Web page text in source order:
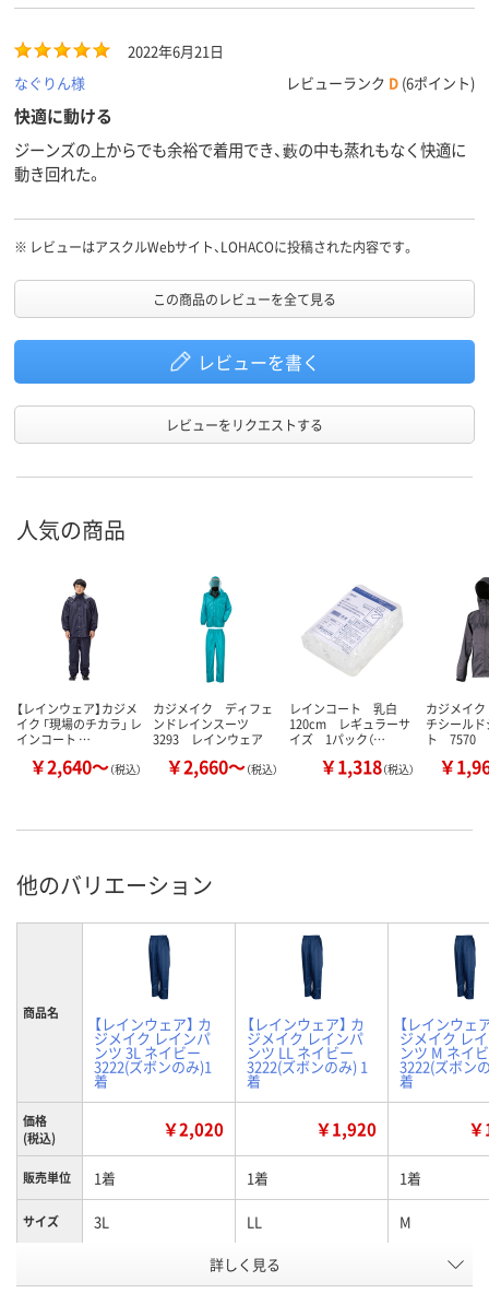
2022年6月21日
なぐりん様
レビューランク D (6ポイント)
快適に動ける
ジーンズの上からでも余裕で着用でき、藪の中も蒸れもなく快適に
動き回れた。
※ レビューはアスクルWebサイト、LOHACOに投稿された内容です。
この商品のレビューを全て見る
レビューを書く
レビューをリクエストする
人気の商品
【レインウェア】カジメ
イク 「現場のチカラ」 レ
インコート …
￥2,640～（税込）
カジメイク ディフェ
ンドレインスーツ
3293 レインウェア
￥2,660～（税込）
レインコート 乳白
120cm レギュラーサ
イズ 1パック（…
￥1,318（税込）
カジメイ
チシール
ト 7570
￥
他のバリエーション
商品名
【レインウェア】 カ
ジメイク レインパ
ンツ 3L ネイビー
3222(ズボンのみ)1
着
【レインウェア】 カ
ジメイク レインパ
ンツ LL ネイビー
3222(ズボンのみ) 1
着
【レインウェ
ジメイク レ
ンツ M ネイ
3222(ズボン
着
価格
(税込)
￥2,020 ￥1,920
販売単位 1着 1着 1着
サイズ 3L LL M
W575855 W575861
詳しく見る